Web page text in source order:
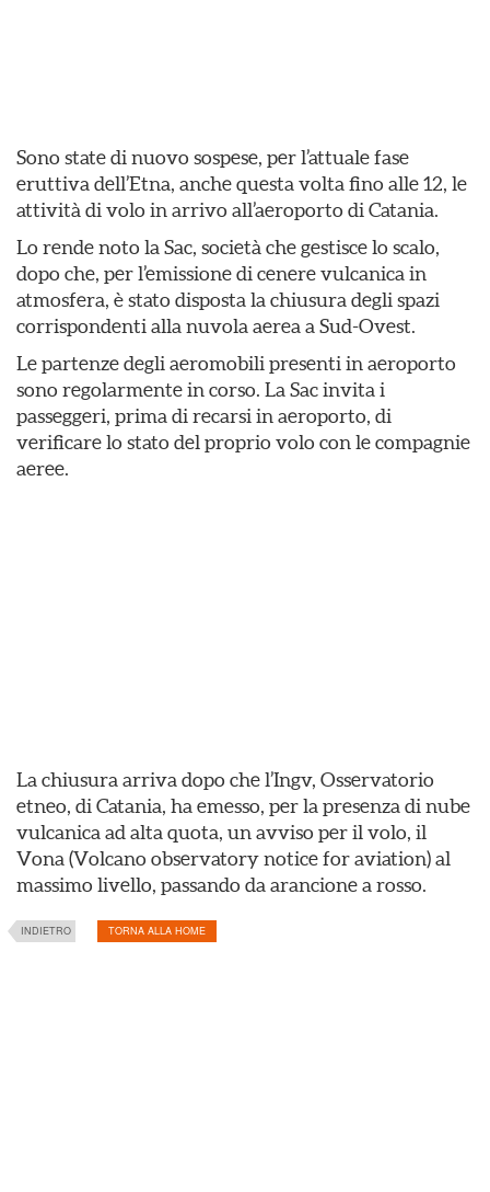
Sono state di nuovo sospese, per l’attuale fase
eruttiva dell’Etna, anche questa volta fino alle 12, le
attività di volo in arrivo all’aeroporto di Catania.
Lo rende noto la Sac, società che gestisce lo scalo,
dopo che, per l’emissione di cenere vulcanica in
atmosfera, è stato disposta la chiusura degli spazi
corrispondenti alla nuvola aerea a Sud-Ovest.
Le partenze degli aeromobili presenti in aeroporto
sono regolarmente in corso. La Sac invita i
passeggeri, prima di recarsi in aeroporto, di
verificare lo stato del proprio volo con le compagnie
aeree.
La chiusura arriva dopo che l’Ingv, Osservatorio
etneo, di Catania, ha emesso, per la presenza di nube
vulcanica ad alta quota, un avviso per il volo, il
Vona (Volcano observatory notice for aviation) al
massimo livello, passando da arancione a rosso.
INDIETRO TORNA ALLA HOME